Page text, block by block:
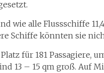
wie alle Flussschiffe
Schiffe könnten sie
für 181 Passagiere,
13 – 15 qm groß. Auf